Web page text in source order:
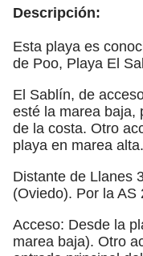
Descripción:
Esta playa es
de Poo, Playa El
El Sablín, de
esté la marea baja,
de la costa. Otro
playa en marea alta.
Distante de Llanes
(Oviedo). Por la AS
Acceso: Desde la
marea baja). Otro